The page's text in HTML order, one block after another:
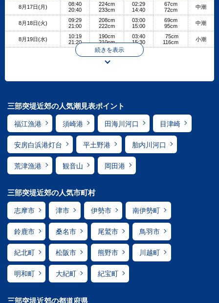
8月17日(月)
08:40
20:40
224cm
233cm
02:29
14:40
67cm
72cm
中潮
8月18日(火)
09:29
21:00
208cm
222cm
03:00
15:00
69cm
95cm
中潮
8月19日(水)
10:19
21:20
190cm
210cm
03:40
15:30
75cm
116cm
小潮
続きを表示
三部突堤近郊の人気潮見表ポイント
福江漁港 須崎港 田海川河口 目津崎
安房白浜港灯台 平土野港 胎内川河口
荒津漁港 観音山 岡田港
三部突堤近郊の人気市町村
志摩市 津市 伊勢市 南伊勢町
鈴鹿市 桑名市 尾鷲市 鳥羽市
紀北町 松阪市 熊野市 川越町
明和町 大紀町 紀宝町
三部突堤近郊の都道府県